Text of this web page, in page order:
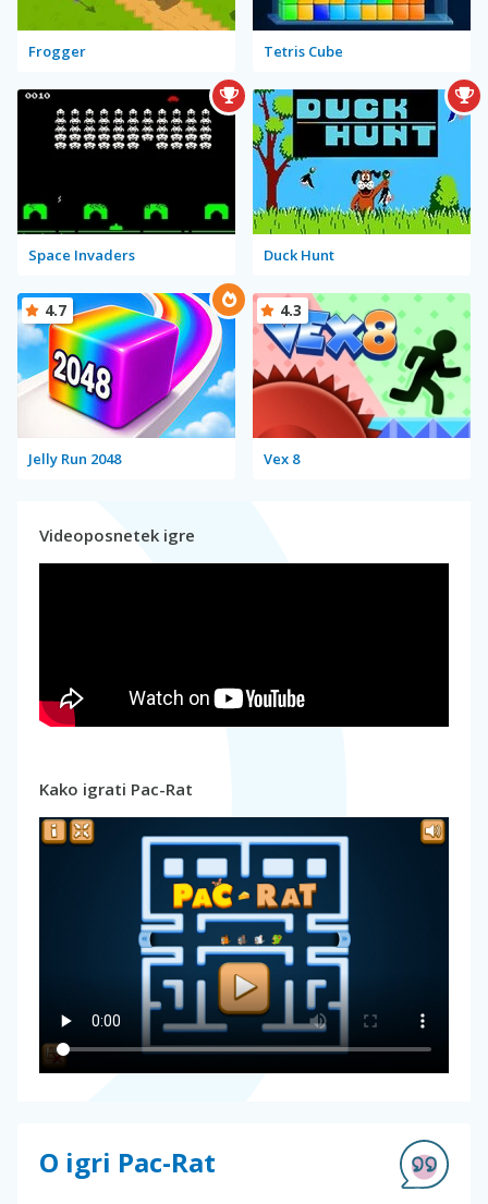
Frogger Tetris Cube
Space Invaders Duck Hunt
Jelly Run 2048
4.7
Vex 8
4.3
Videoposnetek igre
Kako igrati Pac-Rat
O igri Pac-Rat